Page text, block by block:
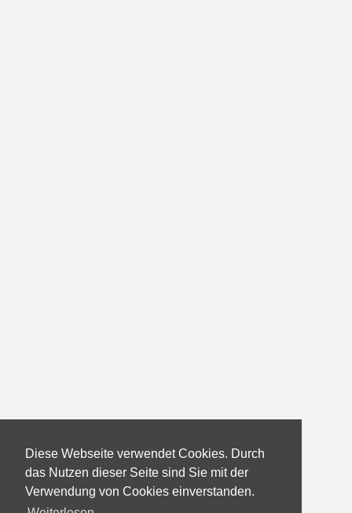
Diese Webseite verwendet Cookies. Durch
das Nutzen dieser Seite sind Sie mit der
Verwendung von Cookies einverstanden.